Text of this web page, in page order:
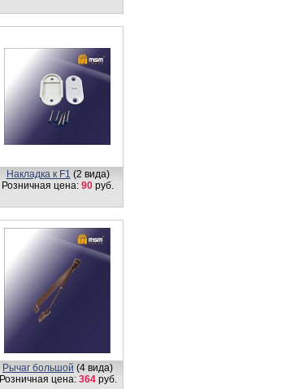
Накладка к F1 (2 вида)
Розничная цена: 90 руб.
Рычаг большой (4 вида)
Розничная цена: 364руб.